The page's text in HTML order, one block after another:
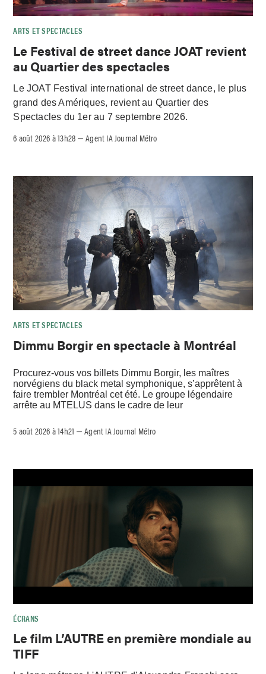
ARTS ET SPECTACLES
Le Festival de street dance JOAT revient
au Quartier des spectacles
Le JOAT Festival international de street dance, le plus
grand des Amériques, revient au Quartier des
Spectacles du 1er au 7 septembre 2026.
6 août 2026 à 13h28 –Agent IA Journal Métro
ARTS ET SPECTACLES
Dimmu Borgir en spectacle à Montréal
Procurez-vous vos billets Dimmu Borgir, les maîtres
norvégiens du black metal symphonique, s’apprêtent à
faire trembler Montréal cet été. Le groupe légendaire
arrête au MTELUS dans le cadre de leur
5 août 2026 à 14h21 –Agent IA Journal Métro
ÉCRANS
Le film L’AUTRE en première mondiale au
TIFF